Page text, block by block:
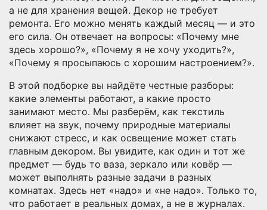
а не для хранения вещей. Декор не требует
ремонта. Его можно менять каждый месяц — и это
его сила. Он отвечает на вопросы: «Почему мне
здесь хорошо?», «Почему я не хочу уходить?»,
«Почему я просыпаюсь с хорошим настроением?».
В этой подборке вы найдёте честные разборы:
какие элементы работают, а какие просто
занимают место. Мы разберём, как текстиль
влияет на звук, почему природные материалы
снижают стресс, и как освещение может стать
главным декором. Вы увидите, как один и тот же
предмет — будь то ваза, зеркало или ковёр —
может выполнять разные задачи в разных
комнатах. Здесь нет «надо» и «не надо». Только то,
что работает в реальных домах, а не в журналах.